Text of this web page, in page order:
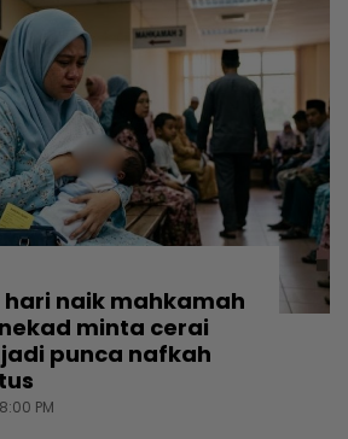
hari naik mahkamah
minta cerai
punca nafkah
PM